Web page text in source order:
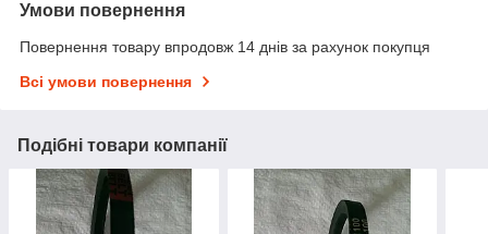
Умови повернення
Повернення товару впродовж 14 днів за рахунок покупця
Всі умови повернення
Подібні товари компанії